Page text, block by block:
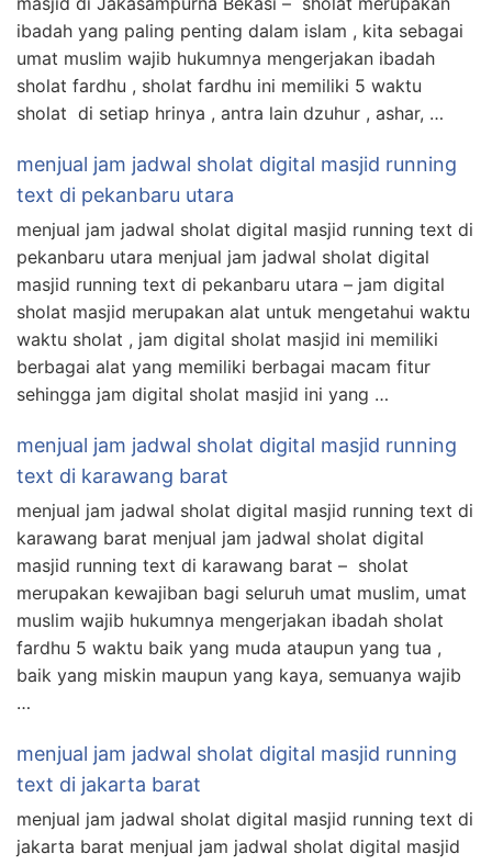
ibadah yang paling penting dalam islam , kita sebagai
umat muslim wajib hukumnya mengerjakan ibadah
sholat fardhu , sholat fardhu ini memiliki 5 waktu
sholat di setiap hrinya , antra lain dzuhur , ashar, …
menjual jam jadwal sholat digital masjid running
text di pekanbaru utara
menjual jam jadwal sholat digital masjid running text di
pekanbaru utara menjual jam jadwal sholat digital
masjid running text di pekanbaru utara – jam digital
sholat masjid merupakan alat untuk mengetahui waktu
waktu sholat , jam digital sholat masjid ini memiliki
berbagai alat yang memiliki berbagai macam fitur
sehingga jam digital sholat masjid ini yang …
menjual jam jadwal sholat digital masjid running
text di karawang barat
menjual jam jadwal sholat digital masjid running text di
karawang barat menjual jam jadwal sholat digital
masjid running text di karawang barat – sholat
merupakan kewajiban bagi seluruh umat muslim, umat
muslim wajib hukumnya mengerjakan ibadah sholat
fardhu 5 waktu baik yang muda ataupun yang tua ,
baik yang miskin maupun yang kaya, semuanya wajib
…
menjual jam jadwal sholat digital masjid running
text di jakarta barat
menjual jam jadwal sholat digital masjid running text di
jakarta barat menjual jam jadwal sholat digital masjid